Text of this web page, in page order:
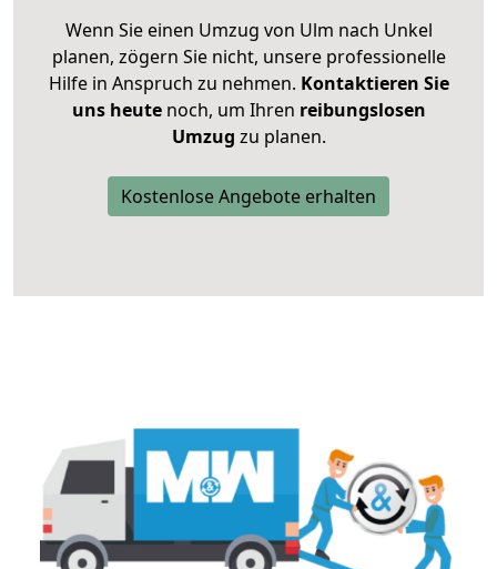
Wenn Sie einen Umzug von Ulm nach Unkel
planen, zögern Sie nicht, unsere professionelle
Hilfe in Anspruch zu nehmen. Kontaktieren Sie
uns heutenoch, um Ihren reibungslosen
Umzug zu planen.
Kostenlose Angebote erhalten